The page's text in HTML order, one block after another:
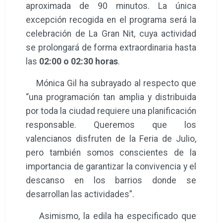
aproximada de 90 minutos. La única
excepción recogida en el programa será la
celebración de La Gran Nit, cuya actividad
se prolongará de forma extraordinaria hasta
las 02:00 o 02:30 horas.
Mónica Gil ha subrayado al respecto que
“una programación tan amplia y distribuida
por toda la ciudad requiere una planificación
responsable. Queremos que los
valencianos disfruten de la Feria de Julio,
pero también somos conscientes de la
importancia de garantizar la convivencia y el
descanso en los barrios donde se
desarrollan las actividades”.
Asimismo, la edila ha especificado que